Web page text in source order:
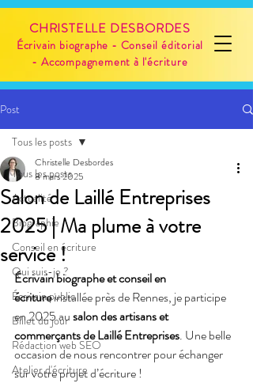
CHRISTELLE DESBORDES
Écrivain biographe - Conseil éditorial
- Accompagnement à l'écriture
Post
Tous les posts
Actualité
Biographie
Conseil en écriture
Qui suis-je ?
Écrivain public
Billet du jour
Rédaction web SEO
Atelier d'écriture
Tous les posts
Salon de Laillé Entreprises
2025 | Ma plume à votre
service !
Christelle Desbordes
8 mars 2025
Écrivain biographe et conseil en
écriture installée près de Rennes, je participe
en 2025 au salon des artisans et
commerçants de Laillé Entreprises. Une belle
occasion de nous rencontrer pour échanger
sur votre projet d’écriture !